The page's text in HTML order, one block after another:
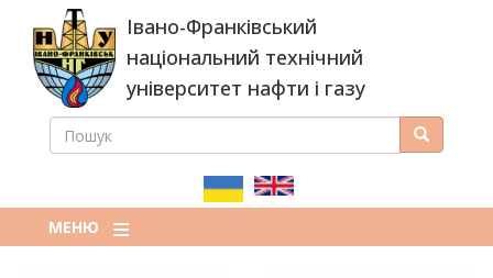
основного
вмісту
Івано-Франківський
національний технічний
університет нафти і газу
ПОШУКОВА
ПОШУК Пошук
МЕНЮ